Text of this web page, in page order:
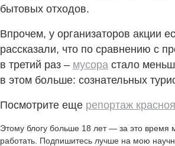
бытовых отходов.
Впрочем, у организаторов акции
рассказали, что по сравнению с
в третий раз – мусора стало
в этом больше: сознательных
Посмотрите еще репортаж
Этому блогу больше 18 лет — за это время
работать. Подпишитесь лучше на мою